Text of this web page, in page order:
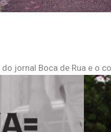
jornal Boca de Rua e o